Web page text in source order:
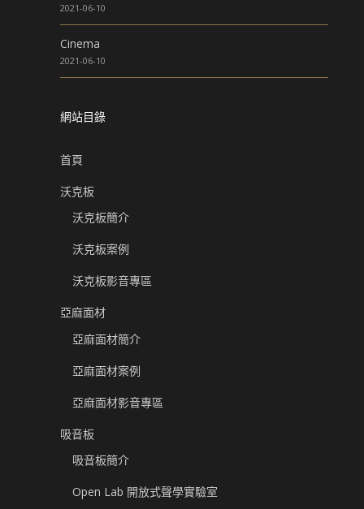
2021-06-10
Cinema
2021-06-10
網站目錄
首頁
沃克板
沃克板簡介
沃克板案例
沃克板影音專區
亞麻面材
亞麻面材簡介
亞麻面材案例
亞麻面材影音專區
吸音板
吸音板簡介
Open Lab 開放式聲學實驗室